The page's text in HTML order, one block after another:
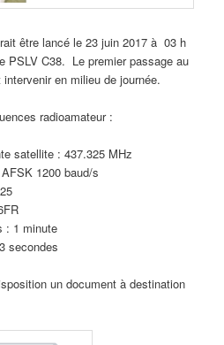
être lancé le 23 juin 2017 à 03 h
PSLV C38. Le premier passage au
en milieu de journée.
radioamateur :
satellite : 437.325 MHz
1200 baud/s
: 1 minute
secondes
un document à destination